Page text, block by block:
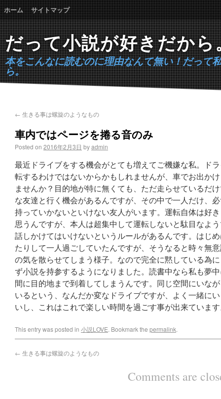
ホーム サイトマップ
だって小説が好きだから
本をこんなに読むのに理由なんて無い！だって
ら。
← 生きる事は螺旋のようなもの
車内ではページを捲る音のみ
Posted on 2016年2月3日 byadmin
最近ドライブをする機会がとても増えてご機嫌な私。ド
転するわけではないからかもしれませんが、車でお出か
ませんか？目的地が特に無くても、ただ走らせているだ
な友達と行く機会があるんですが、その中で一人だけ、
持っていかないといけない友人がいます。運転自体は好
思うんですが、本人は超集中して運転しないと駄目なよ
話しかけてはいけないというルールがあるんです。はじ
たりして一人過ごしていたんですが、そうなると時々無
の気を散らせてしまう様子。なので完全に黙している為
ず小説を持参するようになりました。読書中なら私も夢
間に目的地まで到着してしまうんです。同じ空間にいな
いるという、なんだか変なドライブですが、よく一緒に
いし、これはこれで楽しい時間を過ごす事が出来ていま
This entry was posted in 小説LOVE. Bookmark the permalink.
← 生きる事は螺旋のようなもの
Comments are